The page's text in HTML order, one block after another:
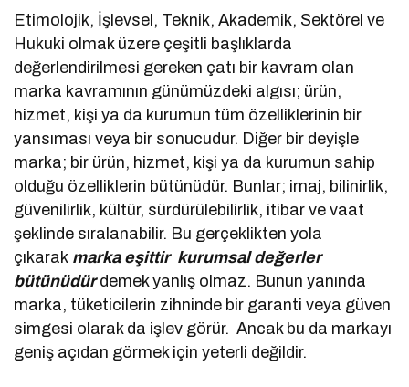
Etimolojik, İşlevsel, Teknik, Akademik, Sektörel ve
Hukuki olmak üzere çeşitli başlıklarda
değerlendirilmesi gereken çatı bir kavram olan
marka kavramının günümüzdeki algısı; ürün,
hizmet, kişi ya da kurumun tüm özelliklerinin bir
yansıması veya bir sonucudur. Diğer bir deyişle
marka; bir ürün, hizmet, kişi ya da kurumun sahip
olduğu özelliklerin bütünüdür. Bunlar; imaj, bilinirlik,
güvenilirlik, kültür, sürdürülebilirlik, itibar ve vaat
şeklinde sıralanabilir. Bu gerçeklikten yola
çıkarak marka eşittir kurumsal değerler
bütünüdürdemek yanlış olmaz. Bunun yanında
marka, tüketicilerin zihninde bir garanti veya güven
simgesi olarak da işlev görür. Ancak bu da markayı
geniş açıdan görmek için yeterli değildir.